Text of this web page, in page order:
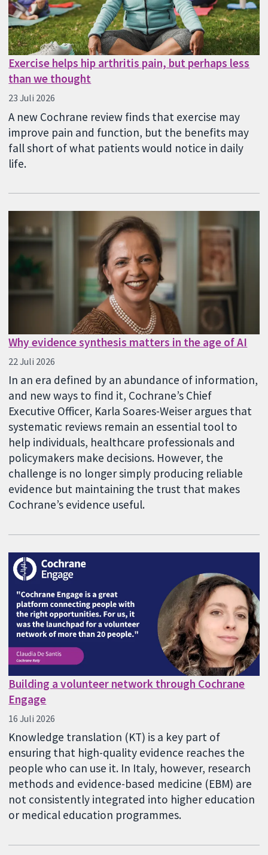
Exercise helps hip arthritis pain, but perhaps less
than we thought
23 Juli 2026
A new Cochrane review finds that exercise may
improve pain and function, but the benefits may
fall short of what patients would notice in daily
life.
Why evidence synthesis matters in the age of AI
22 Juli 2026
In an era defined by an abundance of information,
and new ways to find it, Cochrane’s Chief
Executive Officer, Karla Soares-Weiser argues that
systematic reviews remain an essential tool to
help individuals, healthcare professionals and
policymakers make decisions. However, the
challenge is no longer simply producing reliable
evidence but maintaining the trust that makes
Cochrane’s evidence useful.
Building a volunteer network through Cochrane
Engage
16 Juli 2026
Knowledge translation (KT) is a key part of
ensuring that high-quality evidence reaches the
people who can use it. In Italy, however, research
methods and evidence-based medicine (EBM) are
not consistently integrated into higher education
or medical education programmes.